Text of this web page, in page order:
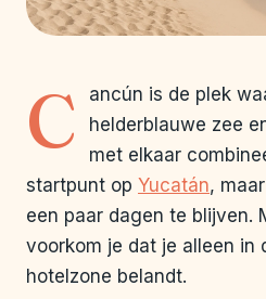
C
ancún is de plek
helderblauwe zee
met elkaar
startpunt op Yucatán,
een paar dagen te blijven.
voorkom je dat je alleen in
hotelzone belandt.